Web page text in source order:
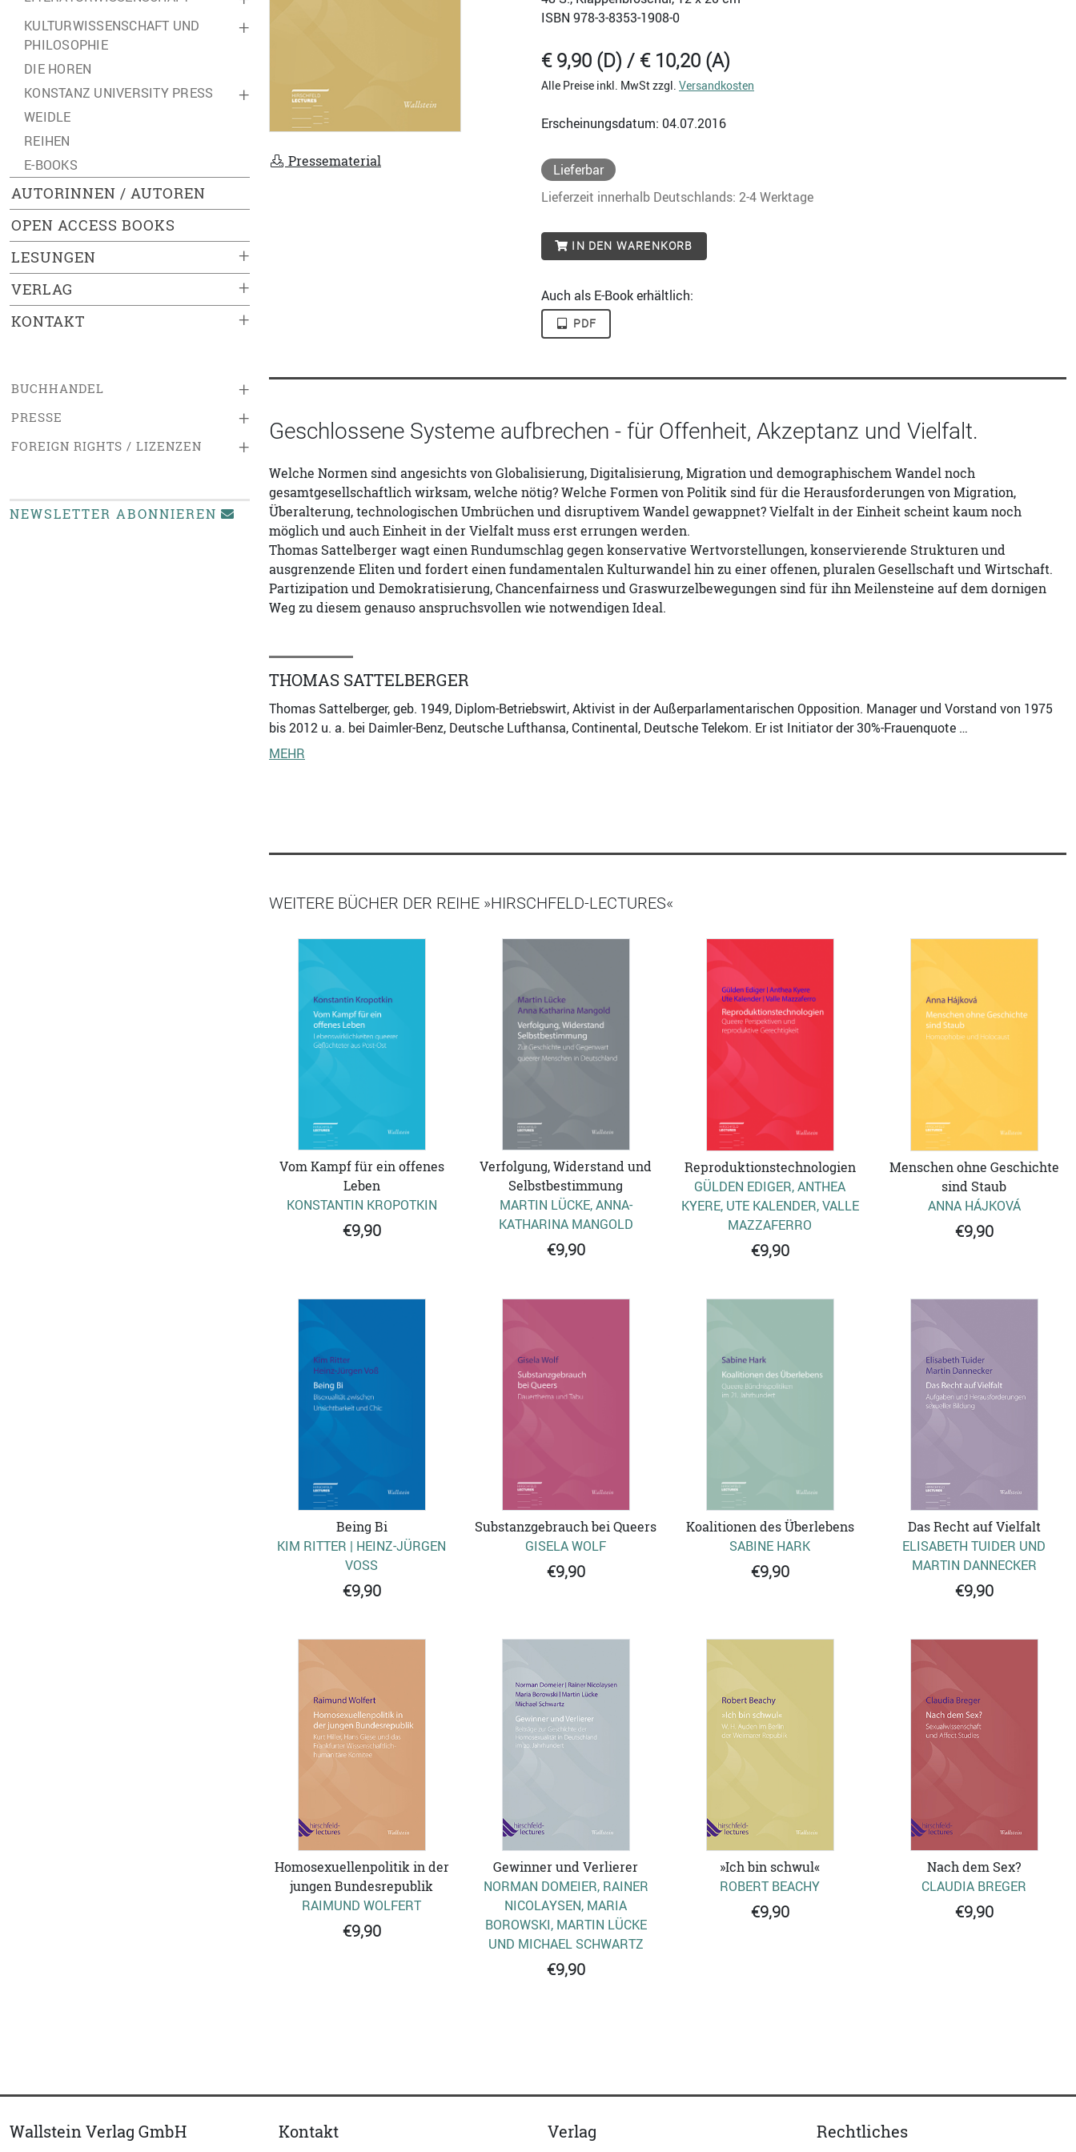
+
KULTURWISSENSCHAFT UND
PHILOSOPHIE
DIE HOREN
+
KONSTANZ UNIVERSITY PRESS
WEIDLE
REIHEN
E-BOOKS
AUTORINNEN / AUTOREN
OPEN ACCESS BOOKS
+
LESUNGEN
+
VERLAG
+
KONTAKT
+
BUCHHANDEL
+
PRESSE
+
FOREIGN RIGHTS / LIZENZEN
NEWSLETTER ABONNIEREN
Pressematerial
ISBN 978-3-8353-1908-0
€ 9,90 (D) / € 10,20 (A)
Alle Preise inkl. MwSt zzgl. Versandkosten
Erscheinungsdatum: 04.07.2016
Lieferbar
Lieferzeit innerhalb Deutschlands: 2-4 Werktage
IN DEN WARENKORB
Auch als E-Book erhältlich:
PDF
Geschlossene Systeme aufbrechen - für Offenheit, Akzeptanz und Vielfalt.
Welche Normen sind angesichts von Globalisierung, Digitalisierung, Migration und demographischem Wandel noch
gesamtgesellschaftlich wirksam, welche nötig? Welche Formen von Politik sind für die Herausforderungen von Migration,
Überalterung, technologischen Umbrüchen und disruptivem Wandel gewappnet? Vielfalt in der Einheit scheint kaum noch
möglich und auch Einheit in der Vielfalt muss erst errungen werden.
Thomas Sattelberger wagt einen Rundumschlag gegen konservative Wertvorstellungen, konservierende Strukturen und
ausgrenzende Eliten und fordert einen fundamentalen Kulturwandel hin zu einer offenen, pluralen Gesellschaft und Wirtschaft.
Partizipation und Demokratisierung, Chancen­fairness und Graswurzelbewegungen sind für ihn Meilensteine auf dem dornigen
Weg zu diesem genauso anspruchsvollen wie notwendigen Ideal.
THOMAS SATTELBERGER
Thomas Sattelberger, geb. 1949, Diplom-Betriebswirt, Aktivist in der Außerparlamentarischen Opposition. Manager und Vorstand von 1975
bis 2012 u. a. bei Daimler-Benz, Deutsche Lufthansa, Continental, Deutsche Telekom. Er ist Initiator der 30%-Frauenquote …
MEHR
WEITERE BÜCHER DER REIHE »HIRSCHFELD-LECTURES«
Vom Kampf für ein offenes
Leben
KONSTANTIN KROPOTKIN
€9,90
Verfolgung, Widerstand und
Selbstbestimmung
MARTIN LÜCKE, ANNA-
KATHARINA MANGOLD
€9,90
Reproduktionstechnologien
GÜLDEN EDIGER, ANTHEA
KYERE, UTE KALENDER, VALLE
MAZZAFERRO
€9,90
Menschen ohne Geschichte
sind Staub
ANNA HÁJKOVÁ
€9,90
Being Bi
KIM RITTER | HEINZ-JÜRGEN
VOSS
€9,90
Substanzgebrauch bei Queers
GISELA WOLF
€9,90
Koalitionen des Überlebens
SABINE HARK
€9,90
Das Recht auf Vielfalt
ELISABETH TUIDER UND
MARTIN DANNECKER
€9,90
Homosexuellenpolitik in der
jungen Bundesrepublik
RAIMUND WOLFERT
€9,90
Gewinner und Verlierer
NORMAN DOMEIER, RAINER
NICOLAYSEN, MARIA
BOROWSKI, MARTIN LÜCKE
UND MICHAEL SCHWARTZ
€9,90
»Ich bin schwul«
ROBERT BEACHY
€9,90
Nach dem Sex?
CLAUDIA BREGER
€9,90
Wallstein Verlag GmbH Kontakt Verlag Rechtliches